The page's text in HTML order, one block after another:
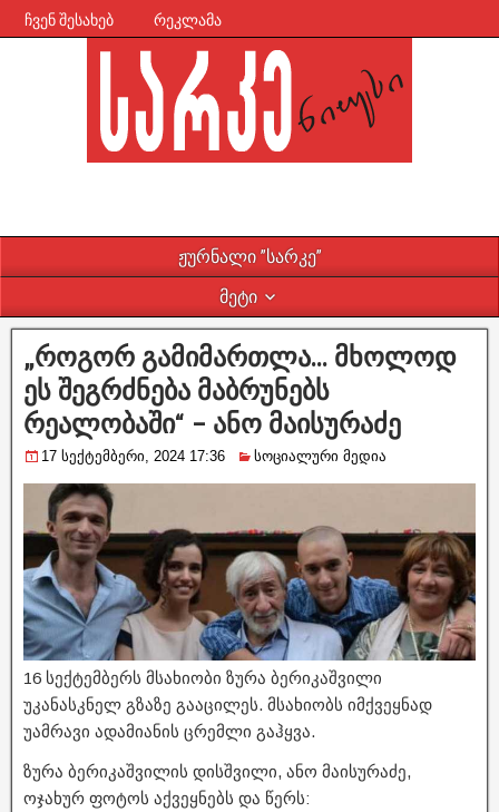
ჩვენ შესახებ რეკლამა
ჟურნალი ”სარკე”
მეტი
„როგორ გამიმართლა… მხოლოდ
ეს შეგრძნება მაბრუნებს
რეალობაში“ – ანო მაისურაძე
17 სექტემბერი, 2024 17:36 სოციალური მედია
16 სექტემბერს მსახიობი ზურა ბერიკაშვილი
უკანასკნელ გზაზე გააცილეს. მსახიობს იმქვეყნად
უამრავი ადამიანის ცრემლი გაჰყვა.
ზურა ბერიკაშვილის დისშვილი, ანო მაისურაძე,
ოჯახურ ფოტოს აქვეყნებს და წერს: